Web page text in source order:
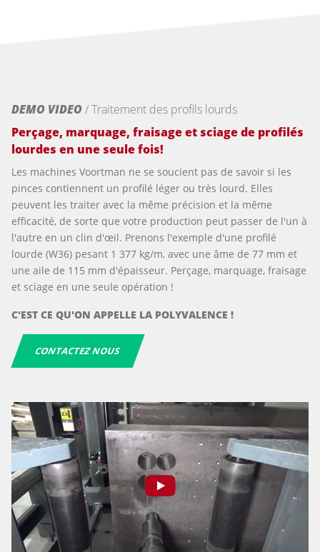
DEMO VIDEO/ Traitement des profils lourds
Perçage, marquage, fraisage et sciage de profilés
lourdes en une seule fois!
Les machines Voortman ne se soucient pas de savoir si les
pinces contiennent un profilé léger ou très lourd. Elles
peuvent les traiter avec la même précision et la même
efficacité, de sorte que votre production peut passer de l'un à
l'autre en un clin d'œil. Prenons l'exemple d'une profilé
lourde (W36) pesant 1 377 kg/m, avec une âme de 77 mm et
une aile de 115 mm d'épaisseur. Perçage, marquage, fraisage
et sciage en une seule opération !
C'EST CE QU'ON APPELLE LA POLYVALENCE !
CONTACTEZ NOUS